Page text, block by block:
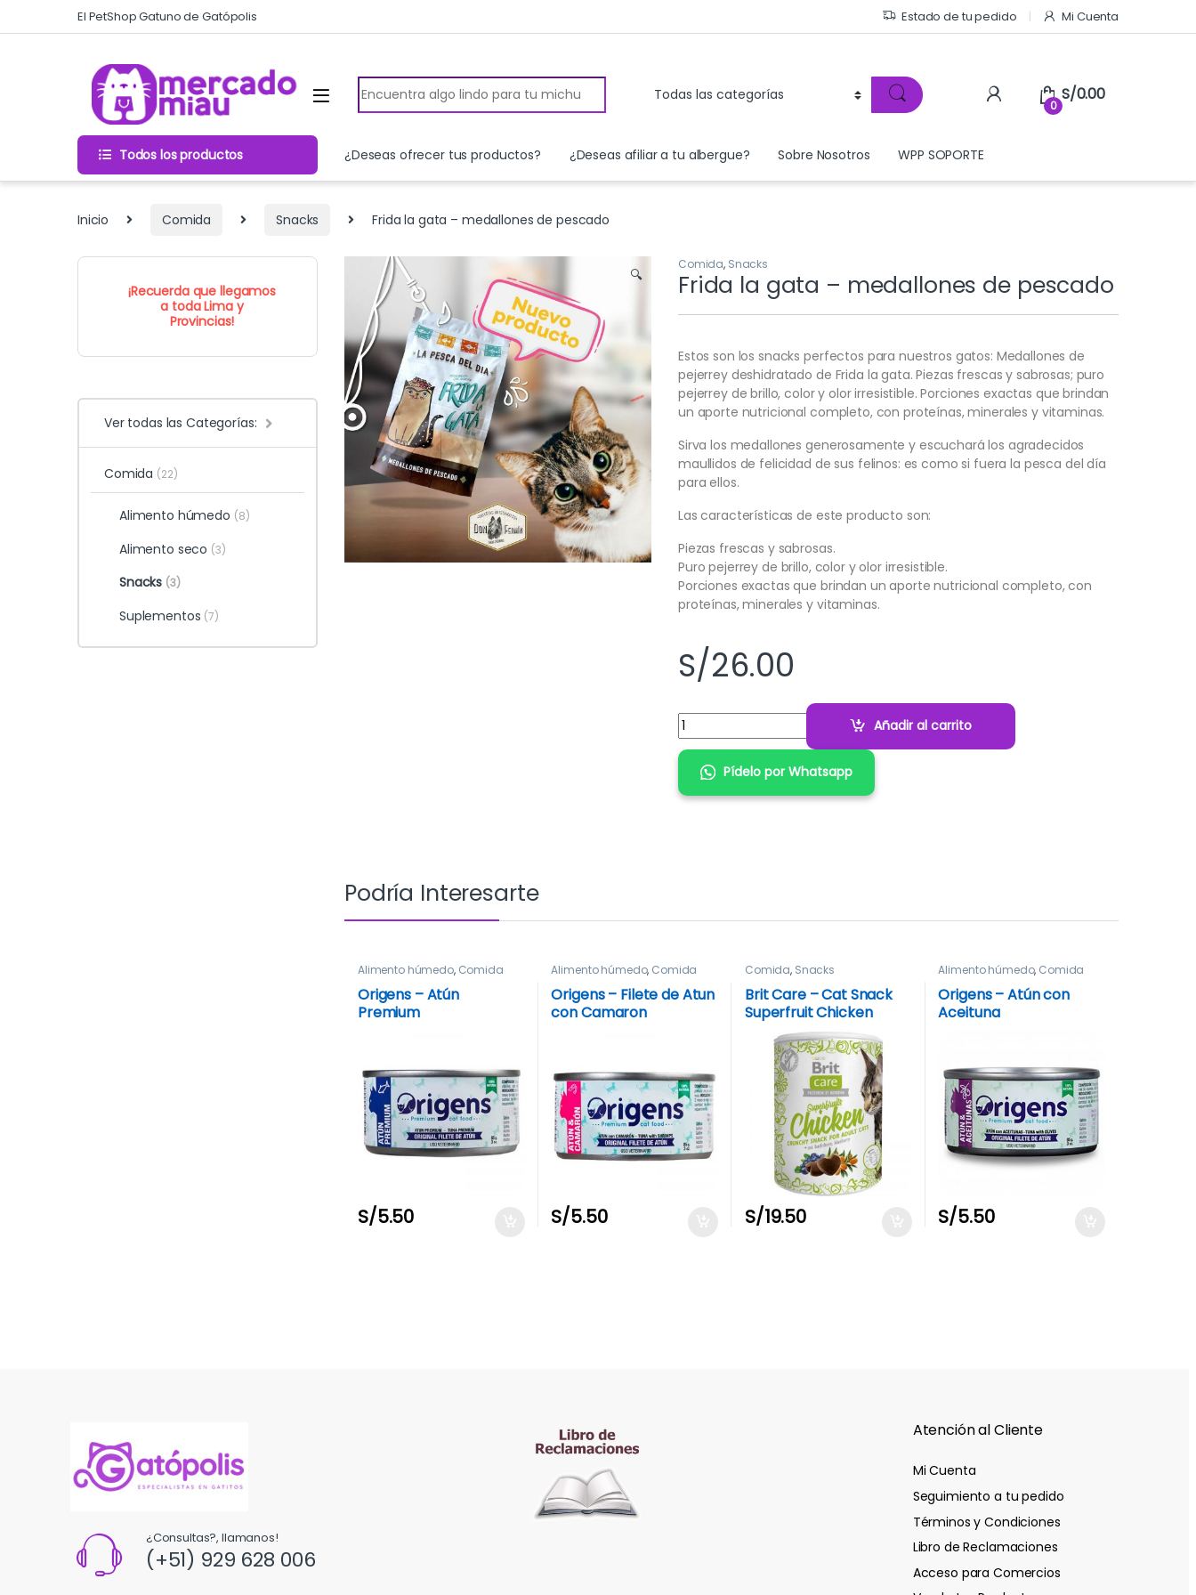
Skip to navigation
Skip to contentEl PetShop Gatuno de Gatópolis Estado de tu pedido Mi Cuenta
Search for:
0
S/0.00
Todos los productos ¿Deseas ofrecer tus productos? ¿Deseas afiliar a tu albergue? Sobre Nosotros WPP SOPORTE
Inicio Comida Snacks Frida la gata – medallones de pescado
🔍
Comida, Snacks
Frida la gata – medallones de pescado
Estos son los snacks perfectos para nuestros gatos: Medallones de
pejerrey deshidratado de Frida la gata. Piezas frescas y sabrosas; puro
pejerrey de brillo, color y olor irresistible. Porciones exactas que brindan
un aporte nutricional completo, con proteínas, minerales y vitaminas.
Sirva los medallones generosamente y escuchará los agradecidos
maullidos de felicidad de sus felinos: es como si fuera la pesca del día
para ellos.
Las características de este producto son:
Piezas frescas y sabrosas.
Puro pejerrey de brillo, color y olor irresistible.
Porciones exactas que brindan un aporte nutricional completo, con
proteínas, minerales y vitaminas.
S/26.00
Cantidad: Añadir al carrito
Pídelo por Whatsapp
Podría Interesarte
Alimento húmedo, Comida
Origens – Atún
Premium
S/5.50
Alimento húmedo, Comida
Origens – Filete de Atun
con Camaron
S/5.50
Comida, Snacks
Brit Care – Cat Snack
Superfruit Chicken
S/19.50
Alimento húmedo, Comida
Origens – Atún con
Aceituna
S/5.50
¡Recuerda que llegamos
a toda Lima y
Provincias!
Ver todas las Categorías:
Comida (22)
Alimento húmedo (8)
Alimento seco (3)
Snacks (3)
Suplementos (7)
¿Consultas?, llamanos!
(+51) 929 628 006
Atención al Cliente
Mi Cuenta
Seguimiento a tu pedido
Términos y Condiciones
Libro de Reclamaciones
Acceso para Comercios